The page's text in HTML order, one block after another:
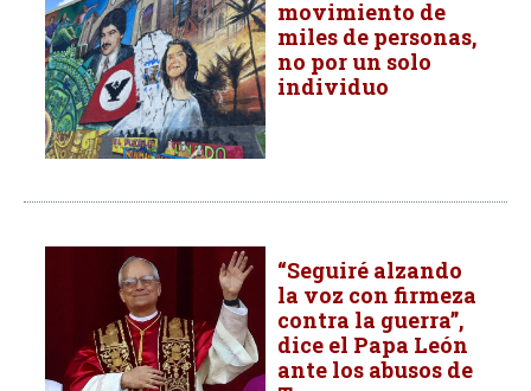
movimiento de
miles de personas,
no por un solo
individuo
“Seguiré alzando
la voz con firmeza
contra la guerra”,
dice el Papa León
ante los abusos de